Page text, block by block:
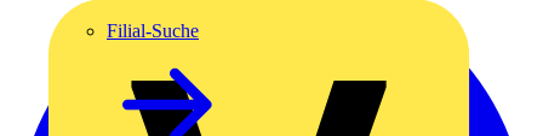
Filial-Suche